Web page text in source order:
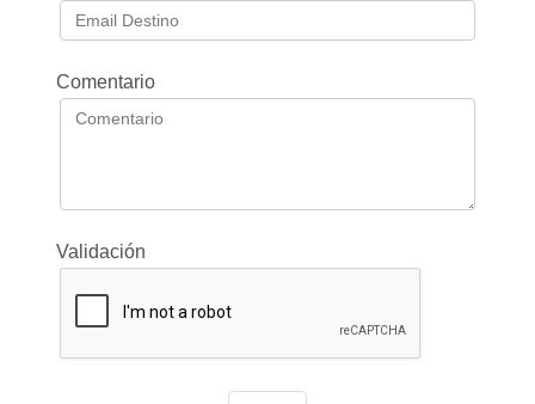
Comentario
Validación